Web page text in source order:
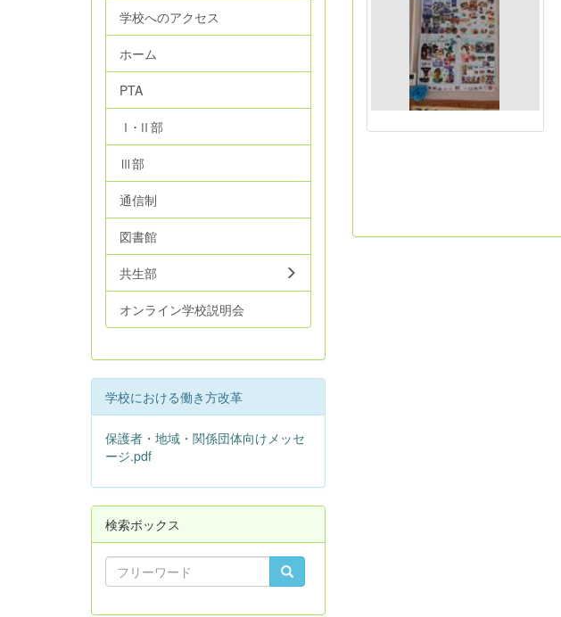
学校へのアクセス
ホーム
PTA
Ⅰ･Ⅱ部
Ⅲ部
通信制
図書館
共生部
オンライン学校説明会
学校における働き方改革
保護者・地域・関係団体向けメッセ
ージ.pdf
検索ボックス